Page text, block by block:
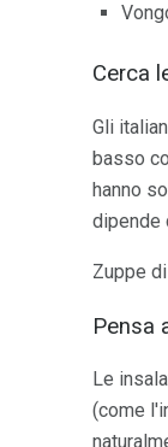
Cerca
Gli
basso
hanno
dipende
Zuppe
Pensa
Le
(come